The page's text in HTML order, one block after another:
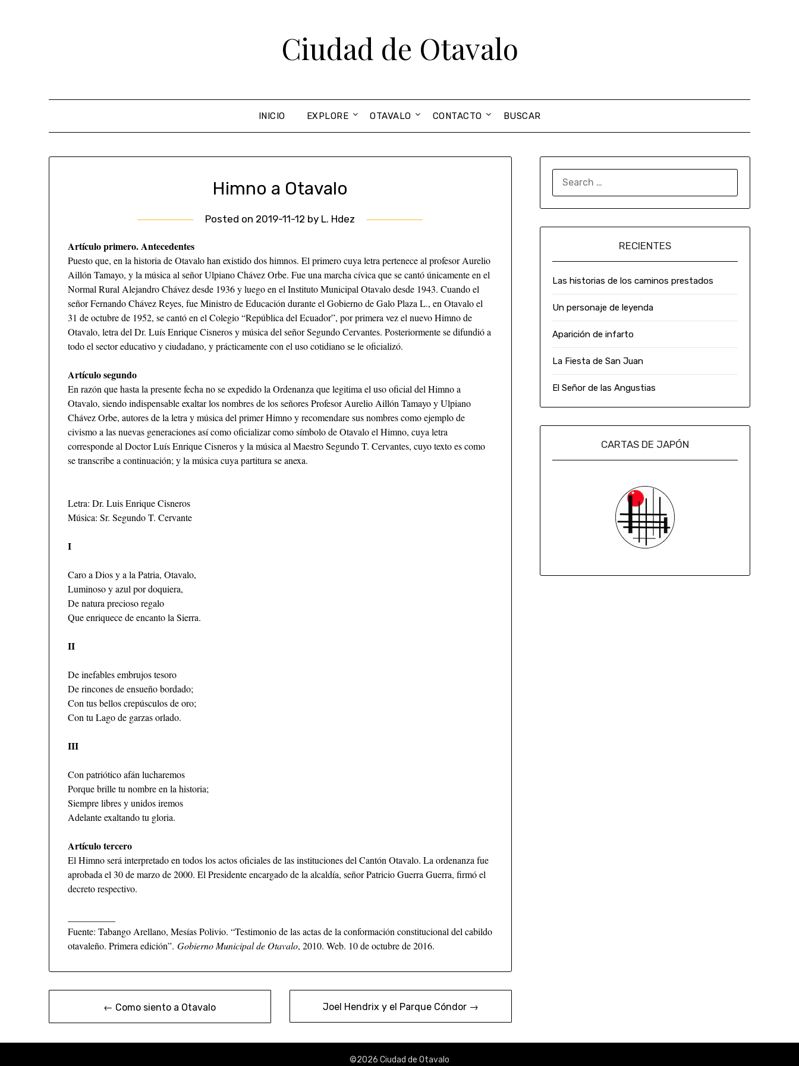
Ciudad de Otavalo
INICIO EXPLORE OTAVALO CONTACTO BUSCAR
Himno a Otavalo
Posted on 2019-11-12 by L. Hdez
Artículo primero. Antecedentes
Puesto que, en la historia de Otavalo han existido dos himnos. El primero cuya letra pertenece al profesor Aurelio
Aillón Tamayo, y la música al señor Ulpiano Chávez Orbe. Fue una marcha cívica que se cantó únicamente en el
Normal Rural Alejandro Chávez desde 1936 y luego en el Instituto Municipal Otavalo desde 1943. Cuando el
señor Fernando Chávez Reyes, fue Ministro de Educación durante el Gobierno de Galo Plaza L., en Otavalo el
31 de octubre de 1952, se cantó en el Colegio “República del Ecuador”, por primera vez el nuevo Himno de
Otavalo, letra del Dr. Luís Enrique Cisneros y música del señor Segundo Cervantes. Posteriormente se difundió a
todo el sector educativo y ciudadano, y prácticamente con el uso cotidiano se le oficializó.
Artículo segundo
En razón que hasta la presente fecha no se expedido la Ordenanza que legitima el uso oficial del Himno a
Otavalo, siendo indispensable exaltar los nombres de los señores Profesor Aurelio Aillón Tamayo y Ulpiano
Chávez Orbe, autores de la letra y música del primer Himno y recomendare sus nombres como ejemplo de
civismo a las nuevas generaciones así como oficializar como símbolo de Otavalo el Himno, cuya letra
corresponde al Doctor Luís Enrique Cisneros y la música al Maestro Segundo T. Cervantes, cuyo texto es como
se transcribe a continuación; y la música cuya partitura se anexa.
Letra: Dr. Luis Enrique Cisneros
Música: Sr. Segundo T. Cervante
I
Caro a Dios y a la Patria, Otavalo,
Luminoso y azul por doquiera,
De natura precioso regalo
Que enriquece de encanto la Sierra.
II
De inefables embrujos tesoro
De rincones de ensueño bordado;
Con tus bellos crepúsculos de oro;
Con tu Lago de garzas orlado.
III
Con patriótico afán lucharemos
Porque brille tu nombre en la historia;
Siempre libres y unidos iremos
Adelante exaltando tu gloria.
Artículo tercero
El Himno será interpretado en todos los actos oficiales de las instituciones del Cantón Otavalo. La ordenanza fue
aprobada el 30 de marzo de 2000. El Presidente encargado de la alcaldía, señor Patricio Guerra Guerra, firmó el
decreto respectivo.
Fuente: Tabango Arellano, Mesías Polivio. “Testimonio de las actas de la conformación constitucional del cabildo
otavaleño. Primera edición”.Gobierno Municipal de Otavalo, 2010. Web. 10 de octubre de 2016.
← Como siento a Otavalo Joel Hendrix y el Parque Cóndor →
RECIENTES
Las historias de los caminos prestados
Un personaje de leyenda
Aparición de infarto
La Fiesta de San Juan
El Señor de las Angustias
CARTAS DE JAPÓN
©2026 Ciudad de Otavalo